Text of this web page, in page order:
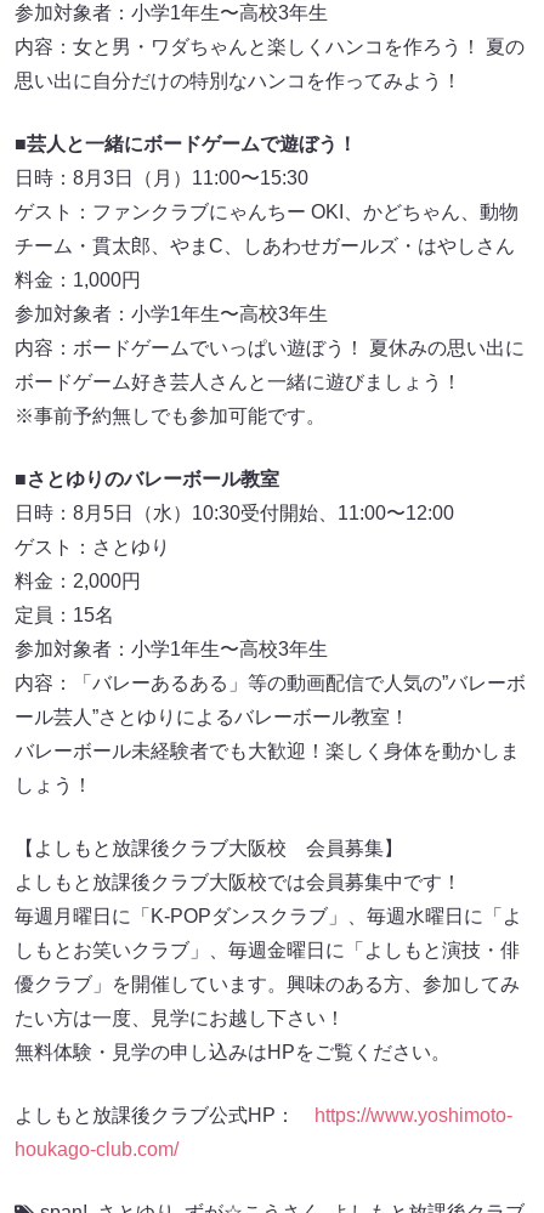
参加対象者：小学1年生〜高校3年生
内容：女と男・ワダちゃんと楽しくハンコを作ろう！ 夏の
思い出に自分だけの特別なハンコを作ってみよう！
■芸人と一緒にボードゲームで遊ぼう！
日時：8月3日（月）11:00〜15:30
ゲスト：ファンクラブにゃんちー OKI、かどちゃん、動物
チーム・貫太郎、やまC、しあわせガールズ・はやしさん
料金：1,000円
参加対象者：小学1年生〜高校3年生
内容：ボードゲームでいっぱい遊ぼう！ 夏休みの思い出に
ボードゲーム好き芸人さんと一緒に遊びましょう！
※事前予約無しでも参加可能です。
■さとゆりのバレーボール教室
日時：8月5日（水）10:30受付開始、11:00〜12:00
ゲスト：さとゆり
料金：2,000円
定員：15名
参加対象者：小学1年生〜高校3年生
内容：「バレーあるある」等の動画配信で人気の”バレーボ
ール芸人”さとゆりによるバレーボール教室！
バレーボール未経験者でも大歓迎！楽しく身体を動かしま
しょう！
【よしもと放課後クラブ大阪校 会員募集】
よしもと放課後クラブ大阪校では会員募集中です！
毎週月曜日に「K-POPダンスクラブ」、毎週水曜日に「よ
しもとお笑いクラブ」、毎週金曜日に「よしもと演技・俳
優クラブ」を開催しています。興味のある方、参加してみ
たい方は一度、見学にお越し下さい！
無料体験・見学の申し込みはHPをご覧ください。
よしもと放課後クラブ公式HP：
https://www.yoshimoto-
houkago-club.com/